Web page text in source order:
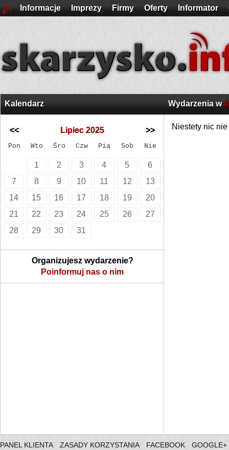
Informacje Imprezy Firmy Oferty Informator
Kalendarz
<< Lipiec 2025 >>
Pon Wto Śro Czw Pią Sob Nie
1 2 3 4 5
6
7
8 9 10 11 12
13
14
15 16 17 18 19
20
21
22 23 24 25 26
27
28
29 30 31
Organizujesz wydarzenie?
Poinformuj nas o nim
Wydarzenia w
Niestety nic
PANEL KLIENTA ZASADY KORZYSTANIA FACEBOOK GOOGLE+